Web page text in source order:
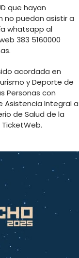
que hayan
no puedan asistir a
whatsapp al
383 5160000
acordada en
y Deporte de
Personas con
Asistencia Integral a
de Salud de la